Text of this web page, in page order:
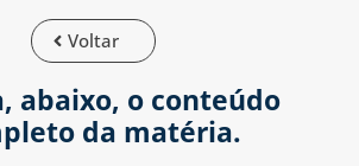
Voltar
abaixo, o conteúdo
da matéria.